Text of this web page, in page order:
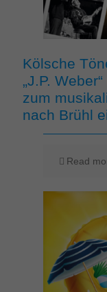
Kölsche
„J.P.
zum
nach Brühl
Read